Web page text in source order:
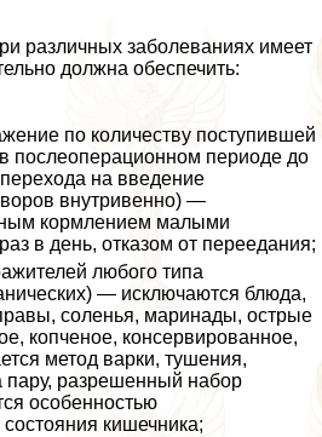
различных заболеваниях имеет
должна обеспечить:
по количеству поступившей
послеоперационном периоде до
на введение
внутривенно) —
кормлением малыми
в день, отказом от переедания;
любого типа
— исключаются блюда,
соленья, маринады, острые
копченое, консервированное,
метод варки, тушения,
пару, разрешенный набор
особенностью
кишечника;